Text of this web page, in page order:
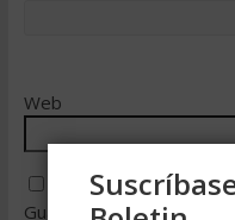
Web
Guarda mi nombre,